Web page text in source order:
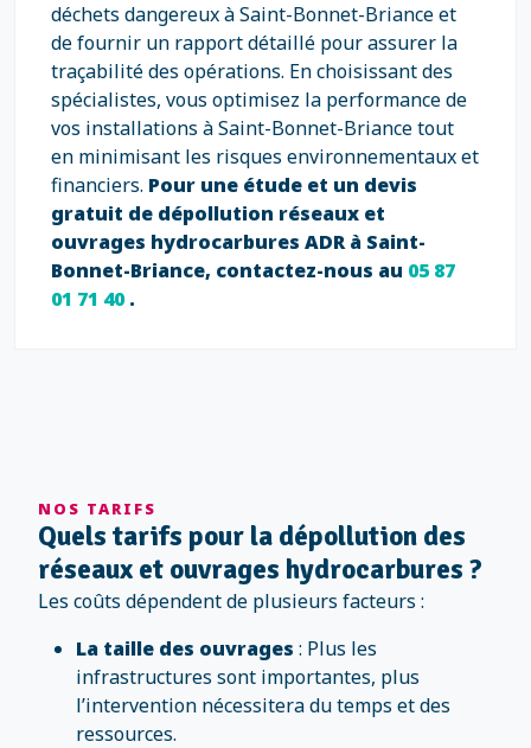
déchets dangereux à Saint-Bonnet-Briance et
de fournir un rapport détaillé pour assurer la
traçabilité des opérations. En choisissant des
spécialistes, vous optimisez la performance de
vos installations à Saint-Bonnet-Briance tout
en minimisant les risques environnementaux et
financiers. Pour une étude et un devis
gratuit de dépollution réseaux et
ouvrages hydrocarbures ADR à Saint-
Bonnet-Briance, contactez-nous au 05 87
01 71 40.
NOS TARIFS
Quels tarifs pour la dépollution des
réseaux et ouvrages hydrocarbures ?
Les coûts dépendent de plusieurs facteurs :
La taille des ouvrages : Plus les
infrastructures sont importantes, plus
l’intervention nécessitera du temps et des
ressources.